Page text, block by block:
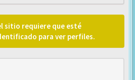
sitio requiere que esté
para ver perfiles.